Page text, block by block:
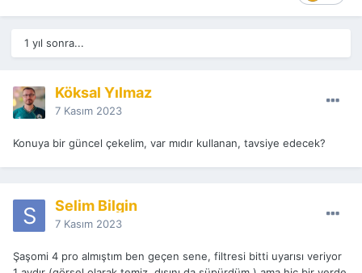
1 yıl sonra...
Köksal Yılmaz
7 Kasım 2023
Konuya bir güncel çekelim, var mıdır kullanan, tavsiye edecek?
Selim Bilgin
7 Kasım 2023
Şaşomi 4 pro almıştım ben geçen sene, filtresi bitti uyarısı veriyor